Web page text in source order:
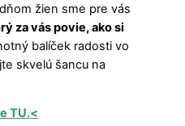
žien sme pre vás
za vás povie, ako si
balíček radosti vo
skvelú šancu na
TU.<